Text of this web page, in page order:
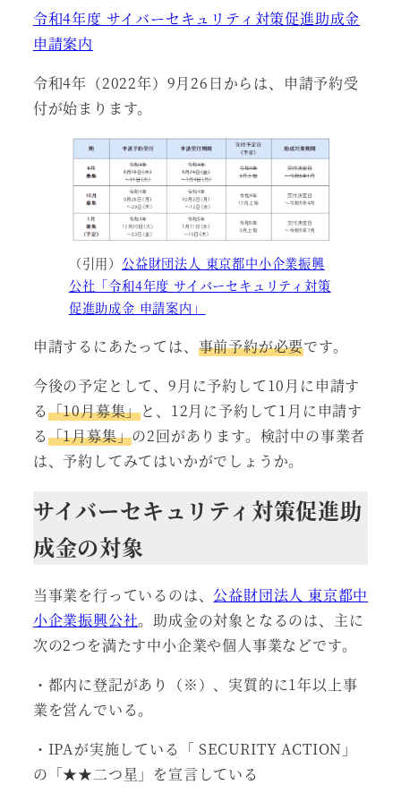
令和4年度 サイバーセキュリティ対策促進助成金
申請案内
令和4年（2022年）9月26日からは、申請予約受
付が始まります。
（引用） 公益財団法人 東京都中小企業振興
公社「令和4年度 サイバーセキュリティ対策
促進助成金 申請案内」
申請するにあたっては、 事前予約が必要です。
今後の予定として、9月に予約して10月に申請す
る「10月募集」と、12月に予約して1月に申請す
る「1月募集」の2回があります。検討中の事業者
は、予約してみてはいかがでしょうか。
サイバーセキュリティ対策促進助
成金の対象
当事業を行っているのは、 公益財団法人 東京都中
小企業振興公社。助成金の対象となるのは、主に
次の2つを満たす中小企業や個人事業などです。
・都内に登記があり（※）、実質的に1年以上事
業を営んでいる。
・IPAが実施している「 SECURITY ACTION」
の「★★二つ星」を宣言している